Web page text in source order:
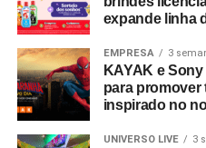
mesmo entusiasmo do
compromisso em construir
valor para o ecossistema dos
Com um portfólio que
gigantes do mercado como
BMG, Banco Inter, Grupo
expande linha
EMPRESA 3
KAYAK e
para promover
inspirado no
UNIVERSO LIVE 3